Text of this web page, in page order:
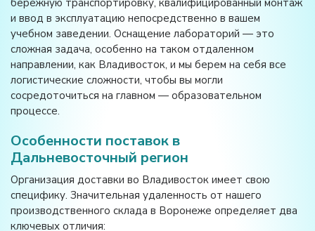
бережную транспортировку, квалифицированный монтаж
и ввод в эксплуатацию непосредственно в вашем
учебном заведении. Оснащение лабораторий — это
сложная задача, особенно на таком отдаленном
направлении, как Владивосток, и мы берем на себя все
логистические сложности, чтобы вы могли
сосредоточиться на главном — образовательном
процессе.
Особенности поставок в
Дальневосточный регион
Организация доставки во Владивосток имеет свою
специфику. Значительная удаленность от нашего
производственного склада в Воронеже определяет два
ключевых отличия: